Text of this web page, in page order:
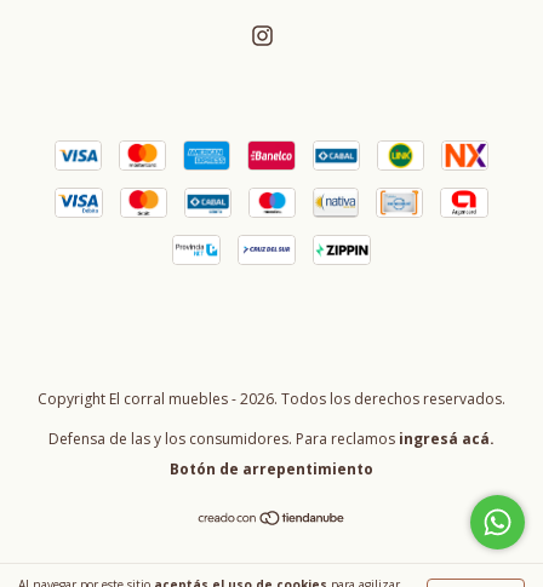
Copyright El corral muebles - 2026. Todos los derechos reservados.
Defensa de las y los consumidores. Para reclamos ingresá acá.
Botón de arrepentimiento